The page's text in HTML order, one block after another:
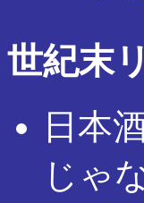
世紀末
日本
じゃ